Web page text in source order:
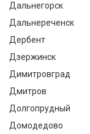
Дальнегорск
Дальнереченск
Дербент
Дзержинск
Димитровград
Дмитров
Долгопрудный
Домодедово